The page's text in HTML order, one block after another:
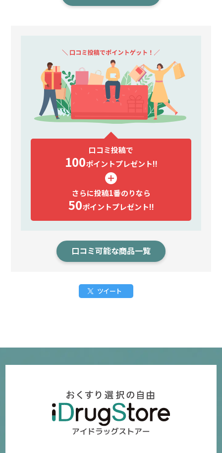
口コミ投稿で
100ポイントプレゼント!!
さらに投稿1番のりなら
50ポイントプレゼント!!
口コミ可能な商品一覧
ツイート